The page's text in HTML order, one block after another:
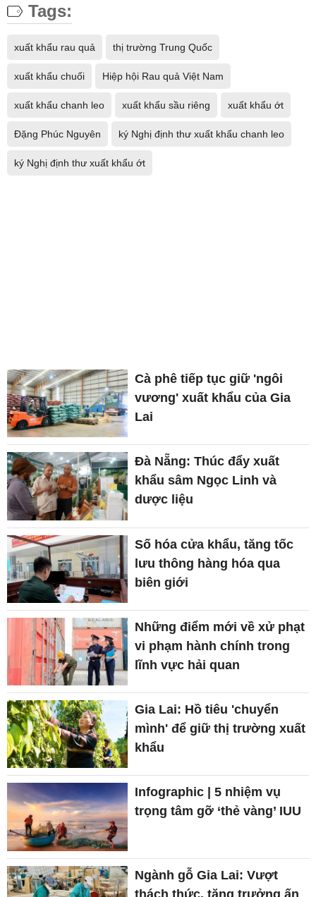
Tags:
xuất khẩu rau quả thị trường Trung Quốc
xuất khẩu chuối Hiệp hội Rau quả Việt Nam
xuất khẩu chanh leo xuất khẩu sầu riêng xuất khẩu ớt
Đặng Phúc Nguyên ký Nghị định thư xuất khẩu chanh leo
ký Nghị định thư xuất khẩu ớt
Cà phê tiếp tục giữ 'ngôi
vương' xuất khẩu của Gia
Lai
Đà Nẵng: Thúc đẩy xuất
khẩu sâm Ngọc Linh và
dược liệu
Số hóa cửa khẩu, tăng tốc
lưu thông hàng hóa qua
biên giới
Những điểm mới về xử phạt
vi phạm hành chính trong
lĩnh vực hải quan
Gia Lai: Hồ tiêu 'chuyển
mình' để giữ thị trường xuất
khẩu
Infographic | 5 nhiệm vụ
trọng tâm gỡ ‘thẻ vàng’ IUU
Ngành gỗ Gia Lai: Vượt
thách thức, tăng trưởng ấn